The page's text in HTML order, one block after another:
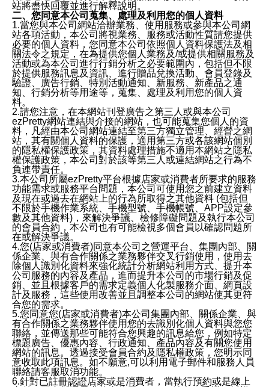
站將盡快回覆並進行解釋說明。
二、您同意本公司蒐集、處理及利用您的個人資料
1.當您與本公司網站洽辦業務、使用服務或參與本公司網
站各項活動，本公司將視業務、服務或活動性質請您提供
必要的個人資料，您同意本公司依照個人資料保護法及相
關法令之規定，在為提供您個人業務及/或提供相關服務及
活動或為本公司進行行銷分析之必要範圍內，包括但不限
於提供服務訊息及資訊、進行贈品兌換活動、會員登錄及
驗證、廣告行銷、特別活動通知、新服務、新產品之通
知、行銷分析等用途等，蒐集、處理及利用您的個人資
料。
2.請您注意，在本網站刊登廣告之第三人或與本公司
ezPretty網站連結與介接的網站，也可能蒐集您個人的資
料，凡經由本公司網站連結至第三方獨立管理、經營之網
站，其有關個人資料的保護，適用第三方或各該網站個別
的隱私權保護政策，其資料處理措施不適用本網站之隱私
權保護政策，本公司對於該等第三人或連結網站之行為不
負連帶責任。
3.本公司所屬ezPretty平台根據店家或消費者所要求的服務
功能需求或服務平台問題，本公司可使用您之前建立資料
及現在或過去在網站上的行為所取得之其他資料 (包括但
不限於手機作業系統、手機型號、手機帳號、APP設定參
數及其他資料)，來解決爭議、檢修障礙問題及執行本公司
的會員合約，本公司也有可能檢視多個會員以確認問題所
在或解決爭議。
4.您(店家或消費者)同意本公司之營運平台、集團內部、關
係企業、與有合作關係之業務夥伴交叉行銷使用，使用去
除個人識別化資料來強化統計分析網站利用方式、提升本
公司服務的內容及產品，進而提升本公司的市場行銷及促
銷、並且根據客戶的需求定義個人化製服務介面、網頁設
計及服務，這些使用改善並且調整本公司的網站使其更符
合您的需求。
5.您同意您(店家或消費者)本公司集團內部、關係企業、與
有合作關係之業務夥伴使用您的去識別化個人資料與您您
聯絡，並傳送那些可能符合您興趣的訊息給您，例如特定
標題廣告、優惠內容、行政通知、產品內容及有關您使用
網站的訊息。透過接受會員合約及隱私權政策，您明示同
意收取此項訊息。如不願意,可以利用電子郵件和服務人員
聯絡請客服取消功能。
6.針對已註冊認證店家或是消費者，當執行預約或是線上